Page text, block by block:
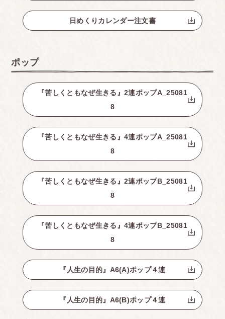
日めくりカレンダー注文書
ポップ
『苦しくともなぜ生きる』2連ポップA_25081
8
『苦しくともなぜ生きる』4連ポップA_25081
8
『苦しくともなぜ生きる』2連ポップB_25081
8
『苦しくともなぜ生きる』4連ポップB_25081
8
『人生の目的』A6(A)ポップ４連
『人生の目的』A6(B)ポップ４連